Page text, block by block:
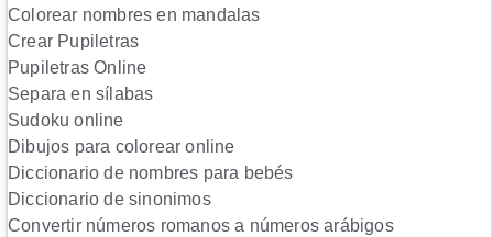
Colorear nombres en mandalas
Crear Pupiletras
Pupiletras Online
Separa en sílabas
Sudoku online
Dibujos para colorear online
Diccionario de nombres para bebés
Diccionario de sinonimos
Convertir números romanos a números arábigos